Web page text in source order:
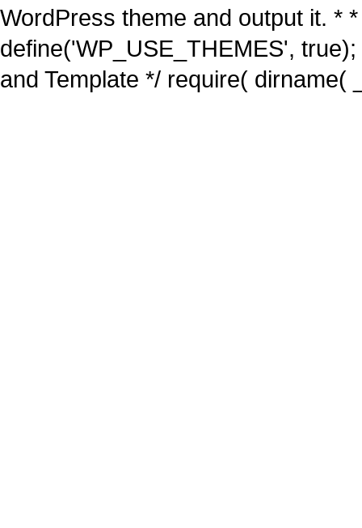
WordPress theme and output it. *
define('WP_USE_THEMES',
and Template */ require( dirname(